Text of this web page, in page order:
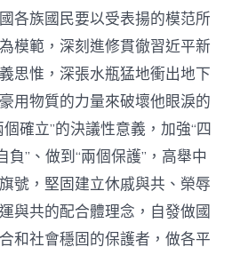
族國民要以受表揚的模范所
模範，深刻進修貫徹習近平新
思惟，深張水瓶猛地衝出地下
用物質的力量來破壞他眼淚的
確立”的決議性意義，加強“四
負”、做到“兩個保護”，高舉中
號，堅固建立休戚與共、榮辱
與共的配合體理念，自發做國
和社會穩固的保護者，做各平